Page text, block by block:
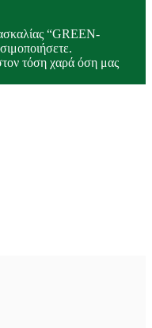
“GREEN-
τόση χαρά όση μας